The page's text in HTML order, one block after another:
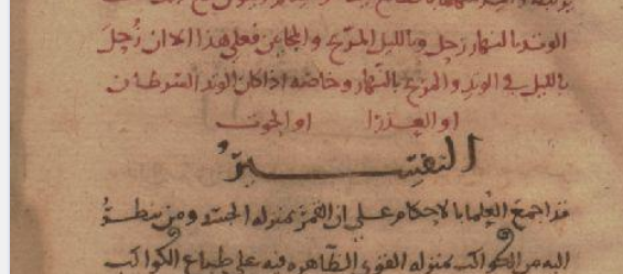
(the underscore) is the placeholder
for exactly one character.
(the percent sign) is the
placeholder for no, one or more
(two percent signs) is the
placeholder for no, one or more
than one character, but not for
blank space (so that a search ends
at word boundaries).
Start
Project
Team
Jobs
Publications
Conference